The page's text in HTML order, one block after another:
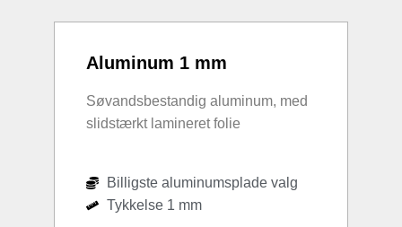
Aluminum 1 mm
Søvandsbestandig aluminum, med
slidstærkt lamineret folie
Billigste aluminumsplade valg
Tykkelse 1 mm